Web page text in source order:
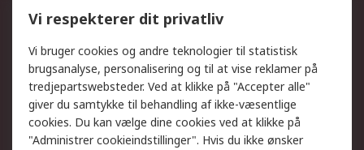
DesignSpark
Teknisk Support
Dit lokale salgsteam
Eksportløsninger
Support
Få hjælp
Returnering
Levering
Spor min ordre
Vi respekterer dit privatliv
Vi bruger cookies og andre teknologier til statistisk
brugsanalyse, personalisering og til at vise reklamer på
tredjepartswebsteder. Ved at klikke på "Accepter alle"
giver du samtykke til behandling af ikke-væsentlige
cookies. Du kan vælge dine cookies ved at klikke på
"Administrer cookieindstillinger". Hvis du ikke ønsker